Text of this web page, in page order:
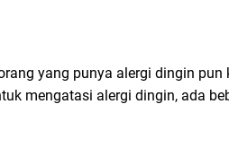
yang punya alergi dingin
mengatasi alergi dingin, ada